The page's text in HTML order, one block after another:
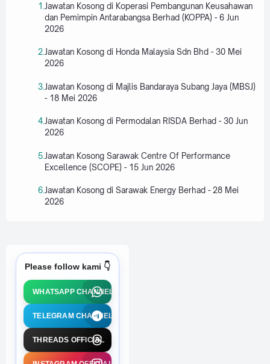
Jawatan Kosong di Koperasi Pembangunan Keusahawan
dan Pemimpin Antarabangsa Berhad (KOPPA) - 6 Jun
2026
Jawatan Kosong di Honda Malaysia Sdn Bhd - 30 Mei
2026
Jawatan Kosong di Majlis Bandaraya Subang Jaya (MBSJ)
- 18 Mei 2026
Jawatan Kosong di Permodalan RISDA Berhad - 30 Jun
2026
Jawatan Kosong Sarawak Centre Of Performance
Excellence (SCOPE) - 15 Jun 2026
Jawatan Kosong di Sarawak Energy Berhad - 28 Mei
2026
Please follow kami 👇
WHATSAPP CHANNEL
TELEGRAM CHANNEL
THREADS OFFICIAL